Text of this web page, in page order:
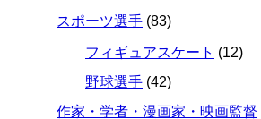
スポーツ選手 (83)
フィギュアスケート (12)
野球選手 (42)
作家・学者・漫画家・映画監督